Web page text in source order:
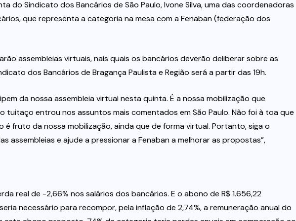
do Sindicato dos Bancários de São Paulo, Ivone Silva, uma das coordenadoras
que representa a categoria na mesa com a Fenaban (federação dos
assembleias virtuais, nais quais os bancários deverão deliberar sobre as
dos Bancários de Bragança Paulista e Região será a partir das 19h.
da nossa assembleia virtual nesta quinta. É a nossa mobilização que
tuitaço entrou nos assuntos mais comentados em São Paulo. Não foi à toa que
é fruto da nossa mobilização, ainda que de forma virtual. Portanto, siga o
assembleias e ajude a pressionar a Fenaban a melhorar as propostas”,
real de -2,66% nos salários dos bancários. E o abono de R$ 1.656,22
necessário para recompor, pela inflação de 2,74%, a remuneração anual do